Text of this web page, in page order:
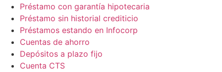
Préstamo con garantía hipotecaria
Préstamo sin historial crediticio
Préstamos estando en Infocorp
Cuentas de ahorro
Depósitos a plazo fijo
Cuenta CTS